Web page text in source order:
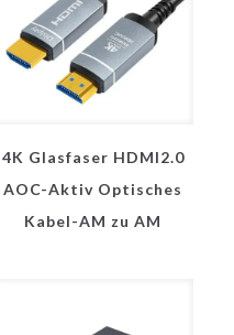
4K Glasfaser HDMI2.0
AOC-Aktiv Optisches
Kabel-AM zu AM